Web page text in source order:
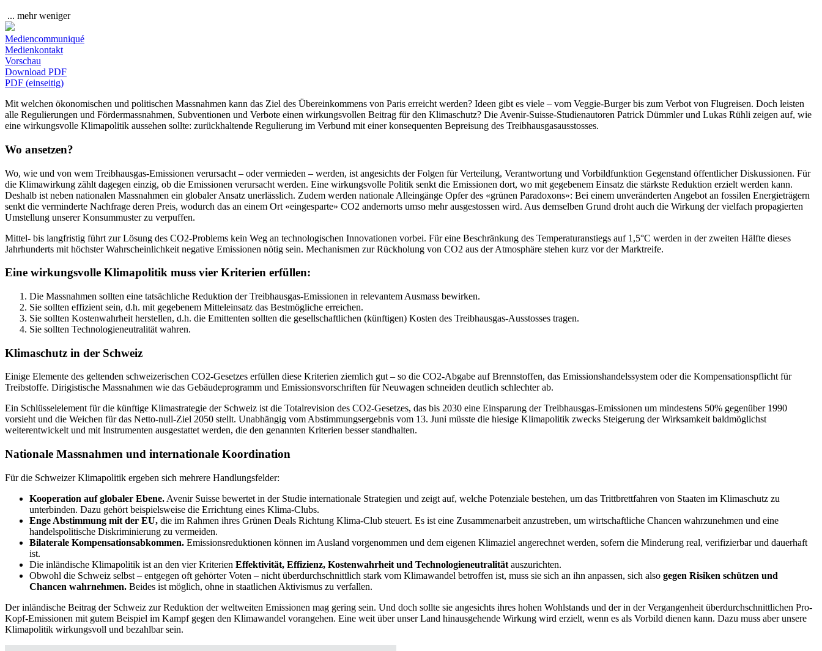
... mehrweniger
Mediencommuniqué
Medienkontakt
Vorschau
Download PDF
PDF (einseitig)
Mit welchen ökonomischen und politischen Massnahmen kann das Ziel des Übereinkommens von Paris erreicht werden? Ideen gibt es viele – vom Veggie-Burger bis zum Verbot von Flugreisen. Doch leisten
alle Regulierungen und Fördermassnahmen, Subventionen und Verbote einen wirkungsvollen Beitrag für den Klimaschutz? Die Avenir-Suisse-Studienautoren Patrick Dümmler und Lukas Rühli zeigen auf, wie
eine wirkungsvolle Klimapolitik aussehen sollte: zurückhaltende Regulierung im Verbund mit einer konsequenten Bepreisung des Treibhausgasausstosses.
Wo ansetzen?
Wo, wie und von wem Treibhausgas-Emissionen verursacht – oder vermieden – werden, ist angesichts der Folgen für Verteilung, Verantwortung und Vorbildfunktion Gegenstand öffentlicher Diskussionen. Für
die Klimawirkung zählt dagegen einzig, ob die Emissionen verursacht werden. Eine wirkungsvolle Politik senkt die Emissionen dort, wo mit gegebenem Einsatz die stärkste Reduktion erzielt werden kann.
Deshalb ist neben nationalen Massnahmen ein globaler Ansatz unerlässlich. Zudem werden nationale Alleingänge Opfer des «grünen Paradoxons»: Bei einem unveränderten Angebot an fossilen Energieträgern
senkt die verminderte Nachfrage deren Preis, wodurch das an einem Ort «eingesparte» CO2 andernorts umso mehr ausgestossen wird. Aus demselben Grund droht auch die Wirkung der vielfach propagierten
Umstellung unserer Konsummuster zu verpuffen.
Mittel- bis langfristig führt zur Lösung des CO2-Problems kein Weg an technologischen Innovationen vorbei. Für eine Beschränkung des Temperaturanstiegs auf 1,5°C werden in der zweiten Hälfte dieses
Jahrhunderts mit höchster Wahrscheinlichkeit negative Emissionen nötig sein. Mechanismen zur Rückholung von CO2 aus der Atmosphäre stehen kurz vor der Marktreife.
Eine wirkungsvolle Klimapolitik muss vier Kriterien erfüllen:
Die Massnahmen sollten eine tatsächliche Reduktion der Treibhausgas-Emissionen in relevantem Ausmass bewirken.
Sie sollten effizient sein, d.h. mit gegebenem Mitteleinsatz das Bestmögliche erreichen.
Sie sollten Kostenwahrheit herstellen, d.h. die Emittenten sollten die gesellschaftlichen (künftigen) Kosten des Treibhausgas-Ausstosses tragen.
Sie sollten Technologieneutralität wahren.
Klimaschutz in der Schweiz
Einige Elemente des geltenden schweizerischen CO2-Gesetzes erfüllen diese Kriterien ziemlich gut – so die CO2-Abgabe auf Brennstoffen, das Emissionshandelssystem oder die Kompensationspflicht für
Treibstoffe. Dirigistische Massnahmen wie das Gebäudeprogramm und Emissionsvorschriften für Neuwagen schneiden deutlich schlechter ab.
Ein Schlüsselelement für die künftige Klimastrategie der Schweiz ist die Totalrevision des CO2-Gesetzes, das bis 2030 eine Einsparung der Treibhausgas-Emissionen um mindestens 50% gegenüber 1990
vorsieht und die Weichen für das Netto-null-Ziel 2050 stellt. Unabhängig vom Abstimmungsergebnis vom 13. Juni müsste die hiesige Klimapolitik zwecks Steigerung der Wirksamkeit baldmöglichst
weiterentwickelt und mit Instrumenten ausgestattet werden, die den genannten Kriterien besser standhalten.
Nationale Massnahmen und internationale Koordination
Für die Schweizer Klimapolitik ergeben sich mehrere Handlungsfelder:
Kooperation auf globaler Ebene. Avenir Suisse bewertet in der Studie internationale Strategien und zeigt auf, welche Potenziale bestehen, um das Trittbrettfahren von Staaten im Klimaschutz zu
unterbinden. Dazu gehört beispielsweise die Errichtung eines Klima-Clubs.
Enge Abstimmung mit der EU, die im Rahmen ihres Grünen Deals Richtung Klima-Club steuert. Es ist eine Zusammenarbeit anzustreben, um wirtschaftliche Chancen wahrzunehmen und eine
handelspolitische Diskriminierung zu vermeiden.
Bilaterale Kompensationsabkommen. Emissionsreduktionen können im Ausland vorgenommen und dem eigenen Klimaziel angerechnet werden, sofern die Minderung real, verifizierbar und dauerhaft
ist.
Die inländische Klimapolitik ist an den vier Kriterien Effektivität, Effizienz, Kostenwahrheit und Technologieneutralität auszurichten.
Obwohl die Schweiz selbst – entgegen oft gehörter Voten – nicht überdurchschnittlich stark vom Klimawandel betroffen ist, muss sie sich an ihn anpassen, sich also gegen Risiken schützen und
Chancen wahrnehmen. Beides ist möglich, ohne in staatlichen Aktivismus zu verfallen.
Der inländische Beitrag der Schweiz zur Reduktion der weltweiten Emissionen mag gering sein. Und doch sollte sie angesichts ihres hohen Wohlstands und der in der Vergangenheit überdurchschnittlichen Pro-
Kopf-Emissionen mit gutem Beispiel im Kampf gegen den Klimawandel vorangehen. Eine weit über unser Land hinausgehende Wirkung wird erzielt, wenn es als Vorbild dienen kann. Dazu muss aber unsere
Klimapolitik wirkungsvoll und bezahlbar sein.